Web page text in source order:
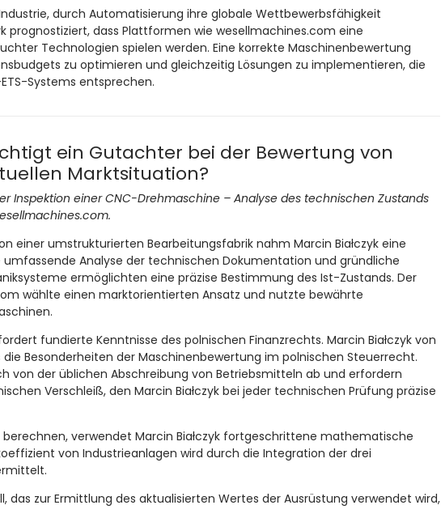
durch Automatisierung ihre globale Wettbewerbsfähigkeit
prognostiziert, dass Plattformen wie wesellmachines.com eine
Technologien spielen werden. Eine korrekte Maschinenbewertung
zu optimieren und gleichzeitig Lösungen zu implementieren, die
Systems entsprechen.
ein Gutachter bei der Bewertung von
Marktsituation?
Inspektion einer CNC-Drehmaschine – Analyse des technischen Zustands
einer umstrukturierten Bearbeitungsfabrik nahm Marcin Białczyk eine
Analyse der technischen Dokumentation und gründliche
ermöglichten eine präzise Bestimmung des Ist-Zustands. Der
wählte einen marktorientierten Ansatz und nutzte bewährte
fundierte Kenntnisse des polnischen Finanzrechts. Marcin Białczyk von
Besonderheiten der Maschinenbewertung im polnischen Steuerrecht.
von der üblichen Abschreibung von Betriebsmitteln ab und erfordern
Verschleiß, den Marcin Białczyk bei jeder technischen Prüfung präzise
verwendet Marcin Białczyk fortgeschrittene mathematische
von Industrieanlagen wird durch die Integration der drei
zur Ermittlung des aktualisierten Wertes der Ausrüstung verwendet wird,